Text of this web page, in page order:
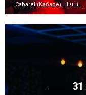
Cabaret (Кабаре), Нічні...